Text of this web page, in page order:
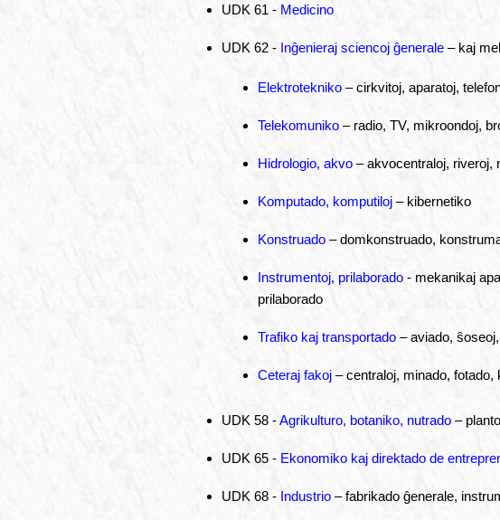
UDK 61 - Medicino
UDK 62 - Inĝenieraj sciencoj ĝenerale – kaj
Elektrotekniko – cirkvitoj, aparatoj,
Telekomuniko – radio, TV, mikroondoj,
Hidrologio, akvo – akvocentraloj, riveroj,
Komputado, komputiloj – kibernetiko
Konstruado – domkonstruado,
Instrumentoj, prilaborado - mekanikaj
prilaborado
Trafiko kaj transportado – aviado,
Ceteraj fakoj – centraloj, minado, fotado,
UDK 58 -Agrikulturo, botaniko, nutrado –
UDK 65 - Ekonomiko kaj direktado de
UDK 68 - Industrio – fabrikado ĝenerale,